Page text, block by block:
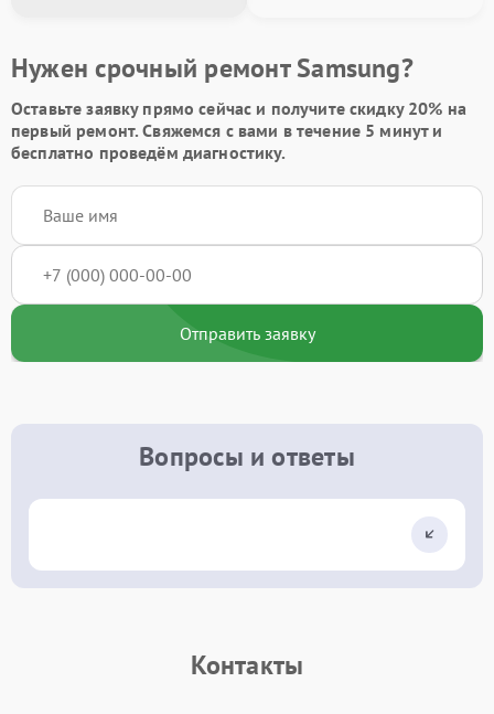
Нужен срочный ремонт Samsung?
Оставьте заявкупрямо сейчас и получите скидку 20% на
первый ремонт. Свяжемся с вами в течение 5 минут и
бесплатно проведём диагностику.
Отправить заявку
Вопросы и ответы
Контакты